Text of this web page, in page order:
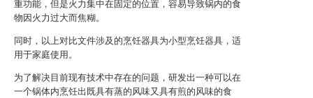
重功能，但是火力集中在固定的位置，容易导致锅内的食
物因火力过大而焦糊。
同时，以上对比文件涉及的烹饪器具为小型烹饪器具，适
用于家庭使用。
为了解决目前现有技术中存在的问题，研发出一种可以在
一个锅体内烹饪出既具有蒸的风味又具有煎的风味的食